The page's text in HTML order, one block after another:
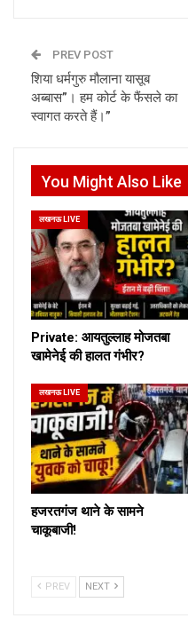
PREV POST
शिया धर्मगुरु मौलाना यासूब
अब्बास”। हम कोर्ट के फैंसले का
स्वागत करते हैं।”
You Might Also Like
लखनऊ LIVE
Private: आयतुल्लाह मोजतबा
खामेनेई की हालत गंभीर?
लखनऊ LIVE
हजरतगंज थाने के सामने
चाकूबाजी!
PREV NEXT